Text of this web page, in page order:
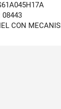
08443
CON